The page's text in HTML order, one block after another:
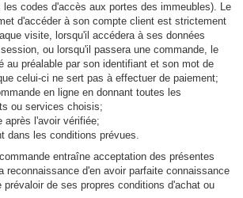
les codes d'accès aux portes des immeubles). Le
d'accéder à son compte client est strictement
visite, lorsqu'il accédera à ses données
ou lorsqu'il passera une commande, le
au préalable par son identifiant et son mot de
celui-ci ne sert pas à effectuer de paiement;
en ligne en donnant toutes les
ou services choisis;
après l'avoir vérifiée;
dans les conditions prévues.
entraîne acceptation des présentes
reconnaissance d'en avoir parfaite connaissance
de ses propres conditions d'achat ou